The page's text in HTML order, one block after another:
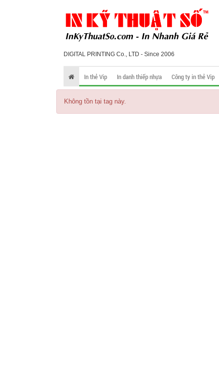
DIGITAL PRINTING Co., LTD - Since 2006
In thẻ Vip In danh thiếp nhựa Công ty in thẻ Vip
Không tồn tại tag này.